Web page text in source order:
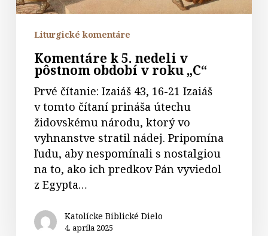
Liturgické komentáre
Komentáre k 5. nedeli v
pôstnom období v roku „C“
Prvé čítanie: Izaiáš 43, 16-21 Izaiáš
v tomto čítaní prináša útechu
židovskému národu, ktorý vo
vyhnanstve stratil nádej. Pripomína
ľudu, aby nespomínali s nostalgiou
na to, ako ich predkov Pán vyviedol
z Egypta…
Katolícke Biblické Dielo
4. apríla 2025